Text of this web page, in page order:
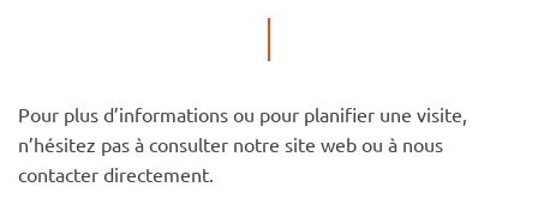
Pour plus d’informations ou pour planifier une visite,
n’hésitez pas à consulter notre site web ou à nous
contacter directement.